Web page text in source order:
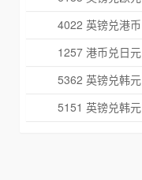
4022 英镑兑港币
1257 港币兑日元
5362 英镑兑韩元
5151 英镑兑韩元